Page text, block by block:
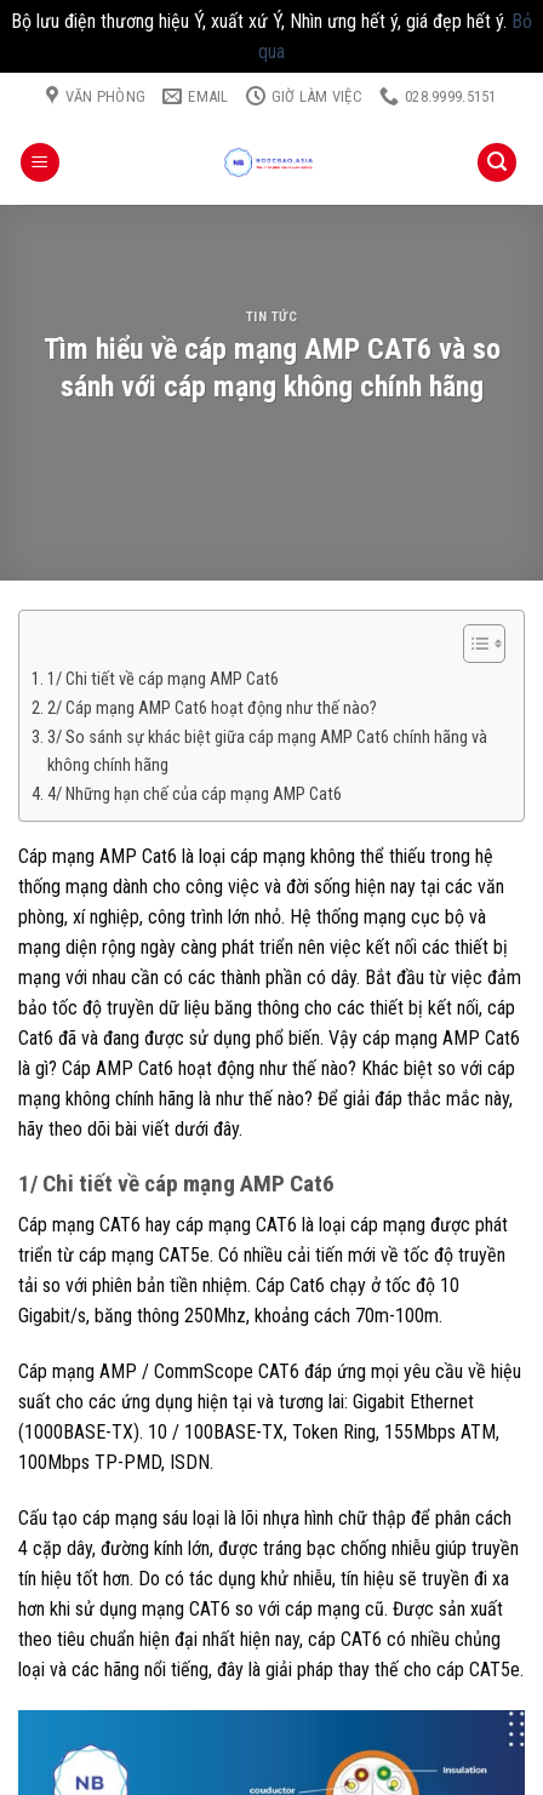
Bộ lưu điện thương hiệu Ý, xuất xứ Ý, Nhìn ưng hết ý, giá đẹp hết ý. Bỏ
qua
Chuyển
dung
VĂN PHÒNG EMAIL GIỜ LÀM VIỆC 028.9999.5151
TIN TỨC
Tìm hiểu về cáp mạng AMP CAT6 và so
sánh với cáp mạng không chính hãng
1/ Chi tiết về cáp mạng AMP Cat6
2/ Cáp mạng AMP Cat6 hoạt động như thế nào?
3/ So sánh sự khác biệt giữa cáp mạng AMP Cat6 chính hãng và
không chính hãng
4/ Những hạn chế của cáp mạng AMP Cat6
Cáp mạng AMP Cat6 là loại cáp mạng không thể thiếu trong hệ
thống mạng dành cho công việc và đời sống hiện nay tại các văn
phòng, xí nghiệp, công trình lớn nhỏ. Hệ thống mạng cục bộ và
mạng diện rộng ngày càng phát triển nên việc kết nối các thiết bị
mạng với nhau cần có các thành phần có dây. Bắt đầu từ việc đảm
bảo tốc độ truyền dữ liệu băng thông cho các thiết bị kết nối, cáp
Cat6 đã và đang được sử dụng phổ biến. Vậy cáp mạng AMP Cat6
là gì? Cáp AMP Cat6 hoạt động như thế nào? Khác biệt so với cáp
mạng không chính hãng là như thế nào? Để giải đáp thắc mắc này,
hãy theo dõi bài viết dưới đây.
1/ Chi tiết về cáp mạng AMP Cat6
Cáp mạng CAT6 hay cáp mạng CAT6 là loại cáp mạng được phát
triển từ cáp mạng CAT5e. Có nhiều cải tiến mới về tốc độ truyền
tải so với phiên bản tiền nhiệm. Cáp Cat6 chạy ở tốc độ 10
Gigabit/s, băng thông 250Mhz, khoảng cách 70m-100m.
Cáp mạng AMP / CommScope CAT6 đáp ứng mọi yêu cầu về hiệu
suất cho các ứng dụng hiện tại và tương lai: Gigabit Ethernet
(1000BASE-TX). 10 / 100BASE-TX, Token Ring, 155Mbps ATM,
100Mbps TP-PMD, ISDN.
Cấu tạo cáp mạng sáu loại là lõi nhựa hình chữ thập để phân cách
4 cặp dây, đường kính lớn, được tráng bạc chống nhiễu giúp truyền
tín hiệu tốt hơn. Do có tác dụng khử nhiễu, tín hiệu sẽ truyền đi xa
hơn khi sử dụng mạng CAT6 so với cáp mạng cũ. Được sản xuất
theo tiêu chuẩn hiện đại nhất hiện nay, cáp CAT6 có nhiều chủng
loại và các hãng nổi tiếng, đây là giải pháp thay thế cho cáp CAT5e.